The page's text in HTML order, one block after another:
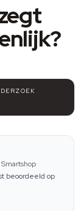
beoordeeld op